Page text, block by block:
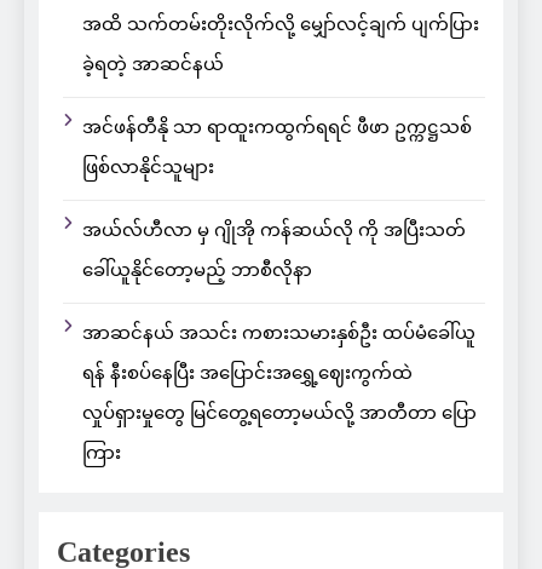
အထိ သက်တမ်းတိုးလိုက်လို့ မျှော်လင့်ချက် ပျက်ပြား
ခဲ့ရတဲ့ အာဆင်နယ်
အင်ဖန်တီနို သာ ရာထူးကထွက်ရရင် ဖီဖာ ဥက္ကဋ္ဌသစ်
ဖြစ်လာနိုင်သူများ
အယ်လ်ဟီလာ မှ ဂျိုအို ကန်ဆယ်လို ကို အပြီးသတ်
ခေါ်ယူနိုင်တော့မည့် ဘာစီလိုနာ
အာဆင်နယ် အသင်း ကစားသမားနှစ်ဦး ထပ်မံခေါ်ယူ
ရန် နီးစပ်နေပြီး အပြောင်းအရွှေ့ဈေးကွက်ထဲ
လှုပ်ရှားမှုတွေ မြင်တွေ့ရတော့မယ်လို့ အာတီတာ ပြော
ကြား
Categories